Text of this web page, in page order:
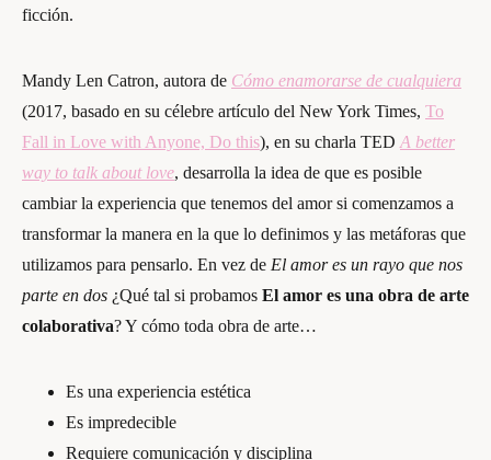
ficción.
Mandy Len Catron, autora de Cómo enamorarse de cualquiera
(2017, basado en su célebre artículo del New York Times, To
Fall in Love with Anyone, Do this), en su charla TED A better
way to talk about love, desarrolla la idea de que es posible
cambiar la experiencia que tenemos del amor si comenzamos a
transformar la manera en la que lo definimos y las metáforas que
utilizamos para pensarlo. En vez de El amor es un rayo que nos
parte en dos ¿Qué tal si probamos El amor es una obra de arte
colaborativa? Y cómo toda obra de arte…
Es una experiencia estética
Es impredecible
Requiere comunicación y disciplina